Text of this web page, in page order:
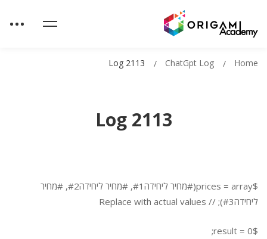
Log 2113
Home
ChatGpt Log
Log 2113
$prices = array(#מחיר ליחידה#1, #מחיר ליחידה#2, #מחיר
ליחידה#3); // Replace with actual values
$result = 0;